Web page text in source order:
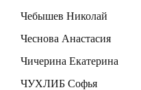
Чебышев Николай
Чеснова Анастасия
Чичерина Екатерина
ЧУХЛИБ Софья